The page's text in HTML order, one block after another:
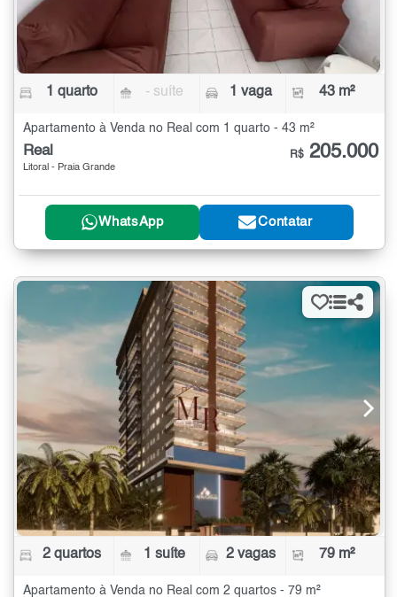
1 quarto - suíte 1 vaga 43 m²
Apartamento à Venda no Real com 1 quarto - 43 m²
Real
Litoral - Praia Grande
R$ 205.000
WhatsApp Contatar
2 quartos 1 suíte 2 vagas 79 m²
Apartamento à Venda no Real com 2 quartos - 79 m²